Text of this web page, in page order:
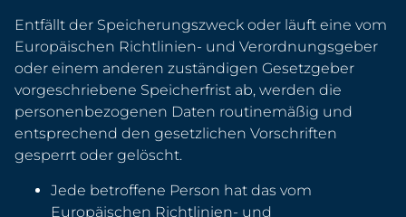
Entfällt der Speicherungszweck oder läuft eine vom
Europäischen Richtlinien- und Verordnungsgeber
oder einem anderen zuständigen Gesetzgeber
vorgeschriebene Speicherfrist ab, werden die
personenbezogenen Daten routinemäßig und
entsprechend den gesetzlichen Vorschriften
gesperrt oder gelöscht.
Jede betroffene Person hat das vom
Europäischen Richtlinien- und